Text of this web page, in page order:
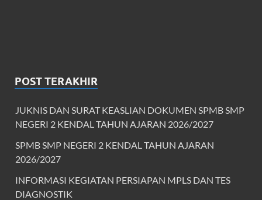
POST TERAKHIR
JUKNIS DAN SURAT KEASLIAN DOKUMEN SPMB SMP
NEGERI 2 KENDAL TAHUN AJARAN 2026/2027
SPMB SMP NEGERI 2 KENDAL TAHUN AJARAN
2026/2027
INFORMASI KEGIATAN PERSIAPAN MPLS DAN TES
DIAGNOSTIK